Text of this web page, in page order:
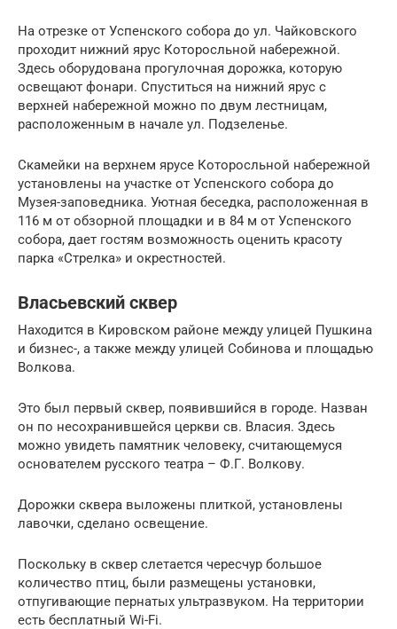
На отрезке от Успенского собора до ул. Чайковского
проходит нижний ярус Которосльной набережной.
Здесь оборудована прогулочная дорожка, которую
освещают фонари. Спуститься на нижний ярус с
верхней набережной можно по двум лестницам,
расположенным в начале ул. Подзеленье.
Скамейки на верхнем ярусе Которосльной набережной
установлены на участке от Успенского собора до
Музея-заповедника. Уютная беседка, расположенная в
116 м от обзорной площадки и в 84 м от Успенского
собора, дает гостям возможность оценить красоту
парка «Стрелка» и окрестностей.
Власьевский сквер
Находится в Кировском районе между улицей Пушкина
и бизнес-, а также между улицей Собинова и площадью
Волкова.
Это был первый сквер, появившийся в городе. Назван
он по несохранившейся церкви св. Власия. Здесь
можно увидеть памятник человеку, считающемуся
основателем русского театра – Ф.Г. Волкову.
Дорожки сквера выложены плиткой, установлены
лавочки, сделано освещение.
Поскольку в сквер слетается чересчур большое
количество птиц, были размещены установки,
отпугивающие пернатых ультразвуком. На территории
есть бесплатный Wi-Fi.